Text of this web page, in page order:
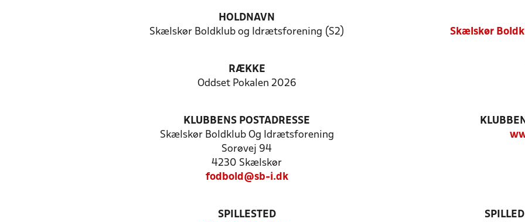
HOLDNAVN
Skælskør Boldklub og Idrætsforening (S2)
Skælskør
RÆKKE
Oddset Pokalen 2026
KLUBBENS POSTADRESSE
Skælskør Boldklub Og Idrætsforening
Sorøvej 94
4230 Skælskør
fodbold@sb-i.dk
SPILLESTED